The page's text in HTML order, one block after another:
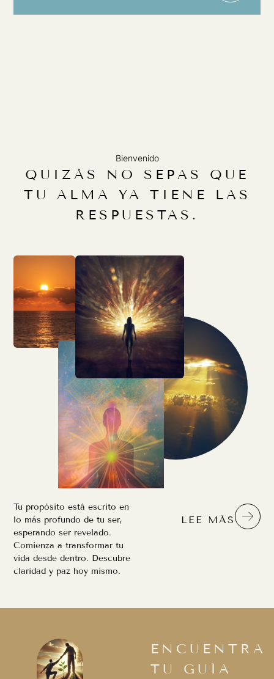
Bienvenido
QUIZÁS NO SEPAS QUE
TU ALMA YA TIENE LAS
RESPUESTAS.
Tu propósito está escrito en
lo más profundo de tu ser,
esperando ser revelado.
Comienza a transformar tu
vida desde dentro. Descubre
claridad y paz hoy mismo.
LEE MÁS
ENCUENTRA
TU GUÍA